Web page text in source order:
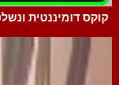
קוקס דומיננטית